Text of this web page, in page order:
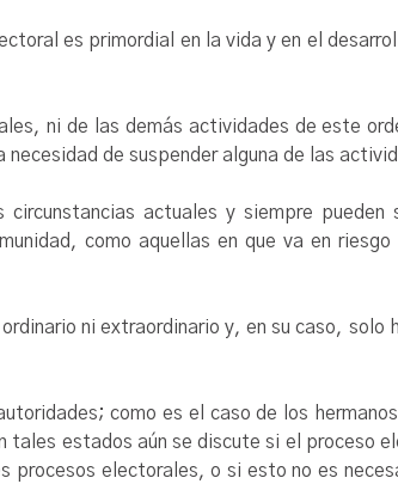
es primordial en la vida y en el
ni de las demás actividades de este
necesidad de suspender alguna de las
actuales y siempre pueden
como aquellas en que va en
ni extraordinario y, en su caso, solo
como es el caso de los
estados aún se discute si el proceso
electorales, o si esto no es